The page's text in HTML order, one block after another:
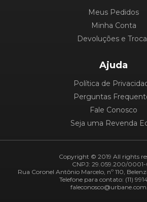
Meus Pedidos
Minha Conta
Devoluções e
Ajuda
Política de
Perguntas
Fale Conosco
Seja uma Revenda
Copyright © 2019 All rights
CNPJ: 29.059.200/
Rua Coronel Antônio Marcelo, nº 110,
Telefone para contato: (11)